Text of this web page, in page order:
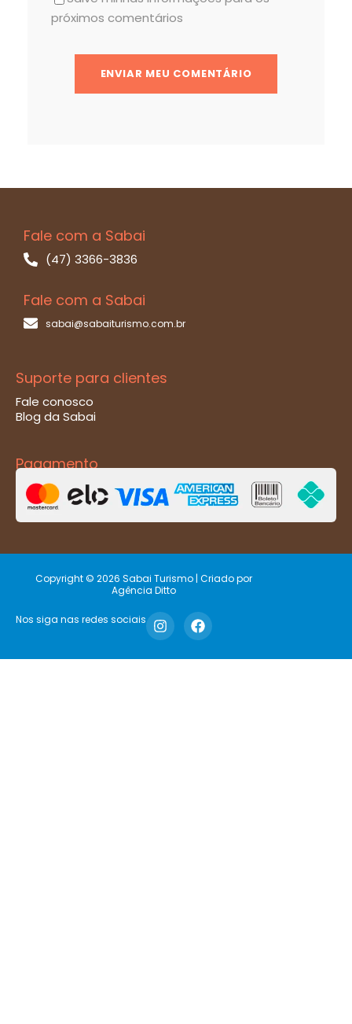
próximos comentários
Fale com a Sabai
(47) 3366-3836
Fale com a Sabai
sabai@sabaiturismo.com.br
Suporte para clientes
Fale conosco
Blog da Sabai
Pagamento
Copyright © 2026 Sabai Turismo | Criado por
Agência Ditto
Nos siga nas redes sociais